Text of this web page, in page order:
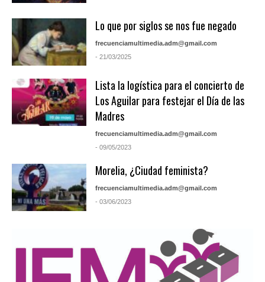
Lo que por siglos se nos fue negado
frecuenciamultimedia.adm@gmail.com
- 21/03/2025
Lista la logística para el concierto de
Los Aguilar para festejar el Día de las
Madres
frecuenciamultimedia.adm@gmail.com
- 09/05/2023
Morelia, ¿Ciudad feminista?
frecuenciamultimedia.adm@gmail.com
- 03/06/2023